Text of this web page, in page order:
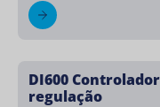
DI600
regulação